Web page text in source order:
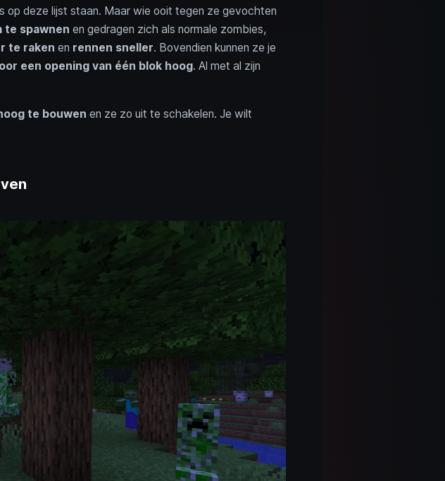
deze lijst staan. Maar wie ooit tegen ze gevochten
te spawnen en gedragen zich als normale zombies,
te raken en rennen sneller. Bovendien kunnen ze je
een opening van één blok hoog. Al met al zijn
te bouwen en ze zo uit te schakelen. Je wilt